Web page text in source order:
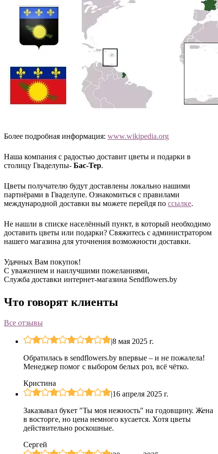
Более подробная информация: www.wikipedia.org
Наша компания с радостью доставит цветы и подарки в
столицу Гваделупы- Бас-Тер.
Цветы получателю будут доставлены локально нашими
партнёрами в Гваделупе. Ознакомиться с правилами
международной доставки вы можете перейдя по ссылке.
Не нашли в списке населённый пункт, в который необходимо
доставить цветы или подарки? Свяжитесь с администратором
нашего магазина для уточнения возможности доставки.
Удачных Вам покупок!
С уважением и наилучшими пожеланиями,
Служба доставки интернет-магазина Sendflowers.by
Что говорят клиенты
Все отзывы
|8 мая 2025 г.
Обратилась в sendflowers.by впервые – и не пожалела!
Менеджер помог с выбором белых роз, всё чётко.
Кристина
|16 апреля 2025 г.
Заказывал букет "Ты моя нежность" на годовщину. Жена
в восторге, но цена немного кусается. Хотя цветы
действительно роскошные.
Сергей